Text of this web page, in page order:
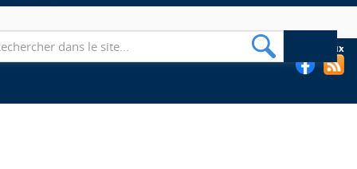
Suivez les bibliothèques de l'EHESP sur les réseaux sociaux